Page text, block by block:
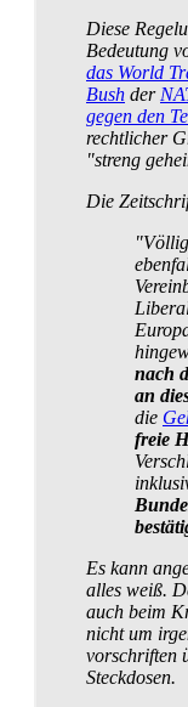
Diese
Bedeutung
das World
Bush der
gegen den
rechtlicher
"streng
Die
nach
an
die
freie
Es kann
alles weiß.
auch beim
nicht um
vorschriften
Steckdosen.